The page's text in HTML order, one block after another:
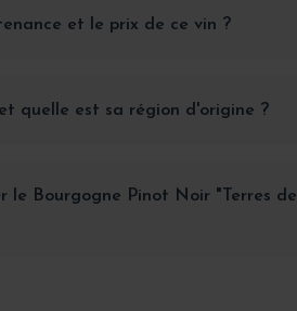
et le prix de ce vin ?
quelle est sa région d'origine ?
le Bourgogne Pinot Noir "Terres de